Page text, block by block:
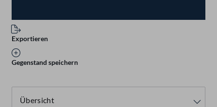
Exportieren
Gegenstand speichern